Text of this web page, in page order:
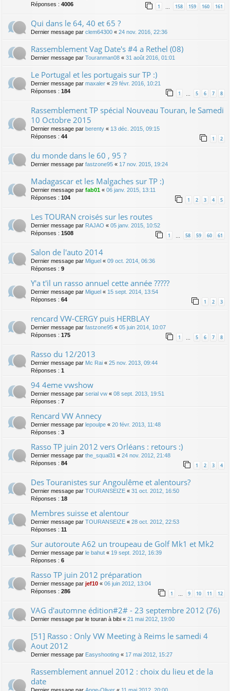
Réponses : 4006 1 158 159 160 161
Qui dans le 64, 40 et 65 ?
Dernier message par clem64300 « 24 nov. 2016, 22:36
Rassemblement Vag Date's #4 a Rethel (08)
Dernier message par Touranman08 « 31 août 2016, 01:01
Le Portugal et les portugais sur TP :)
Dernier message par maxaler « 29 févr. 2016, 10:21
Réponses : 184 1 5 6 7 8
Rassemblement TP spécial Nouveau Touran, le Samedi
10 Octobre 2015
Dernier message par berenty « 13 déc. 2015, 09:15
Réponses : 44 1 2
du monde dans le 60 , 95 ?
Dernier message par fastzone95 « 17 nov. 2015, 19:24
Madagascar et les Malgaches sur TP :)
Dernier message par fab01 « 06 janv. 2015, 13:11
Réponses : 104 1 2 3 4 5
Les TOURAN croisés sur les routes
Dernier message par RAJAO « 05 janv. 2015, 10:52
Réponses : 1508 1 58 59 60 61
Salon de l'auto 2014
Dernier message par Miguel « 09 oct. 2014, 06:36
Réponses : 9
Y'a t'il un rasso annuel cette année ?????
Dernier message par Miguel « 15 sept. 2014, 13:54
Réponses : 64 1 2 3
rencard VW-CERGY puis HERBLAY
Dernier message par fastzone95 « 05 juin 2014, 10:07
Réponses : 175 1 … 5 6 7 8
Rasso du 12/2013
Dernier message par Mc Rai « 25 nov. 2013, 09:44
Réponses : 1
94 4eme vwshow
Dernier message par serial vw « 08 sept. 2013, 19:51
Réponses : 7
Rencard VW Annecy
Dernier message par lepoulpe « 20 févr. 2013, 11:48
Réponses : 3
Rasso TP juin 2012 vers Orléans : retours :)
Dernier message par the_squal31 « 24 nov. 2012, 21:48
Réponses : 84 1 2 3 4
Des Touranistes sur Angoulême et alentours?
Dernier message par TOURANSEIZE « 31 oct. 2012, 16:50
Réponses : 18
Membres suisse et alentour
Dernier message par TOURANSEIZE « 28 oct. 2012, 22:53
Réponses : 11
Sur autoroute A62 un troupeau de Golf Mk1 et Mk2
Dernier message par le bahut « 19 sept. 2012, 16:39
Réponses : 6
Rasso TP juin 2012 préparation
Dernier message par jef10 « 06 juin 2012, 13:04
Réponses : 286 1 … 9 10 11 12
VAG d'automne édition#2# - 23 septembre 2012 (76)
Dernier message par le touran à bibi « 21 mai 2012, 19:00
[51] Rasso : Only VW Meeting à Reims le samedi 4
Aout 2012
Dernier message par Easyshooting « 17 mai 2012, 15:27
Rassemblement annuel 2012 : choix du lieu et de la
date